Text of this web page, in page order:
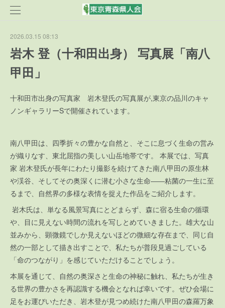
2026.03.15 08:13
岩木 登（十和田出身） 写真展「南八
甲田」
十和田市出身の写真家 岩木登氏の写真展が,東京の品川のキャ
ノンギャラリーSで開催されています。
南八甲田は、四季折々の豊かな自然と、そこに息づく生命の営み
が織りなす、東北屈指の美しい山岳地帯です。 本展では、写真
家 岩木登氏が長年にわたり撮影を続けてきた南八甲田の原生林
や渓谷、そしてその奥深くに潜む小さな生命――粘菌の一生に至
るまで、自然界の多様な表情を捉えた作品をご紹介します。
岩木氏は、単なる風景写真にとどまらず、森に宿る生命の循環
や、目に見えない時間の流れを写しとめていきました。雄大な山
並みから、顕微鏡でしか見えないほどの微細な存在まで、同じ自
然の一部として描き出すことで、私たちが普段見過ごしている
「命のつながり」を感じていただけることでしょう。
本展を通じて、自然の奥深さと生命の神秘に触れ、私たちが生き
る世界の豊かさを再認識する機会となれば幸いです。ぜひ会場に
足をお運びいただき、岩木登が見つめ続けた南八甲田の森羅万象